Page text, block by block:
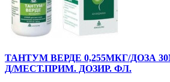
ТАНТУМ ВЕРДЕ 0,255МКГ/ДОЗА
Д/МЕСТ.ПРИМ. ДОЗИР. ФЛ.